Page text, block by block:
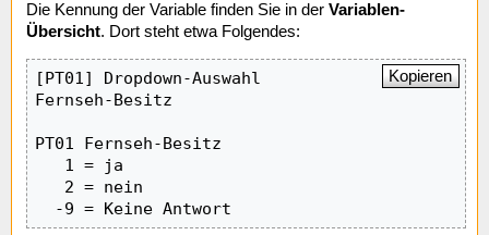
Die Kennung der Variable finden Sie in der Variablen-
Übersicht. Dort steht etwa Folgendes:
[PT01] Dropdown-Auswahl
Fernseh-Besitz
PT01 Fernseh-Besitz
   1 = ja
   2 = nein
  -9 = Keine Antwort
Kopieren